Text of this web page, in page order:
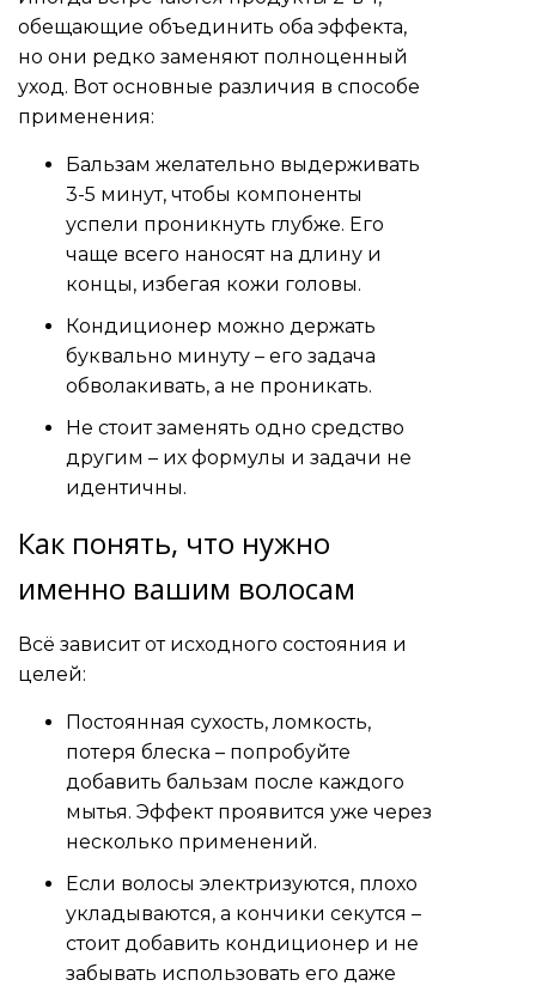
обещающие объединить оба эффекта,
но они редко заменяют полноценный
уход. Вот основные различия в способе
применения:
Бальзам желательно выдерживать
3-5 минут, чтобы компоненты
успели проникнуть глубже. Его
чаще всего наносят на длину и
концы, избегая кожи головы.
Кондиционер можно держать
буквально минуту – его задача
обволакивать, а не проникать.
Не стоит заменять одно средство
другим – их формулы и задачи не
идентичны.
Как понять, что нужно
именно вашим волосам
Всё зависит от исходного состояния и
целей:
Постоянная сухость, ломкость,
потеря блеска – попробуйте
добавить бальзам после каждого
мытья. Эффект проявится уже через
несколько применений.
Если волосы электризуются, плохо
укладываются, а кончики секутся –
стоит добавить кондиционер и не
забывать использовать его даже